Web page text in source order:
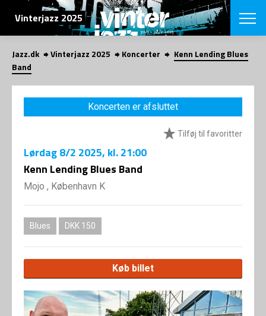
SØG
Vinterjazz 2025
English
VÆLG
VINTERJAZZ
Temaer
LOCATIONS
Om fonden
SHOP
Jazz.dk Vinterjazz 2025 Koncerter
Kenn Lending Blues
Band
Koncerten er afsluttet
Tilføj til favoritter
Lørdag8/2 2025, kl. 21:00
Kenn Lending Blues Band
Mojo , København K
Blues DKK 150
Køb billet